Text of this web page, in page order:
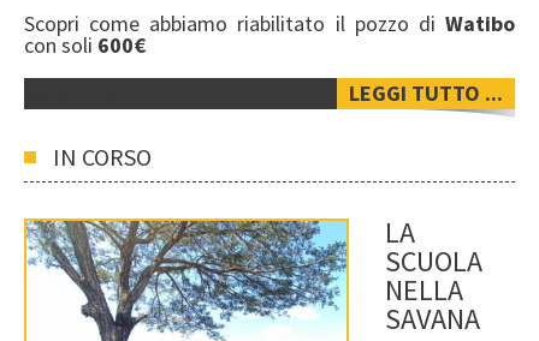
Scopri come abbiamo riabilitato il pozzo di Watibo
con soli 600€
LEGGI TUTTO ...
IN CORSO
LA
SCUOLA
NELLA
SAVANA